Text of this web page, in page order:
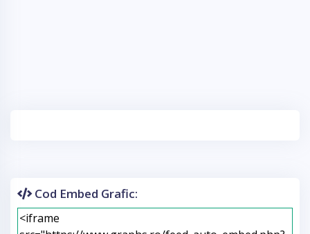
Cod Embed Grafic: